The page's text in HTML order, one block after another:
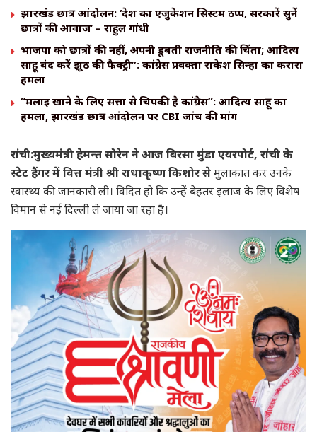
झारखंड छात्र आंदोलन: ‘देश का एजुकेशन सिस्टम ठप्प, सरकारें सुनें
छात्रों की आवाज’ – राहुल गांधी
भाजपा को छात्रों की नहीं, अपनी डूबती राजनीति की चिंता; आदित्य
साहू बंद करें झूठ की फैक्ट्री”: कांग्रेस प्रवक्ता राकेश सिन्हा का करारा
हमला
“मलाई खाने के लिए सत्ता से चिपकी है कांग्रेस”: आदित्य साहू का
हमला, झारखंड छात्र आंदोलन पर CBI जांच की मांग
रांची:मुख्यमंत्री हेमन्त सोरेन ने आज बिरसा मुंडा एयरपोर्ट, रांची के
स्टेट हैंगर में वित्त मंत्री श्री राधाकृष्ण किशोर सेमुलाकात कर उनके
स्वास्थ्य की जानकारी ली। विदित हो कि उन्हें बेहतर इलाज के लिए विशेष
विमान से नई दिल्ली ले जाया जा रहा है।